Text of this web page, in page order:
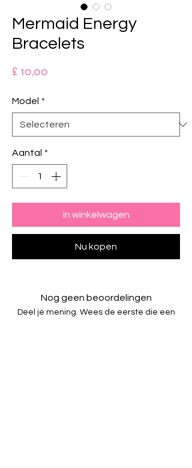
Mermaid Energy
Bracelets
£ 10,00
Model *
Aantal *
In winkelwagen
Nu kopen
Nog geen beoordelingen
Deel je mening. Wees de eerste die een